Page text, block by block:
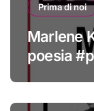
Prima di noi
Marlene
poesia